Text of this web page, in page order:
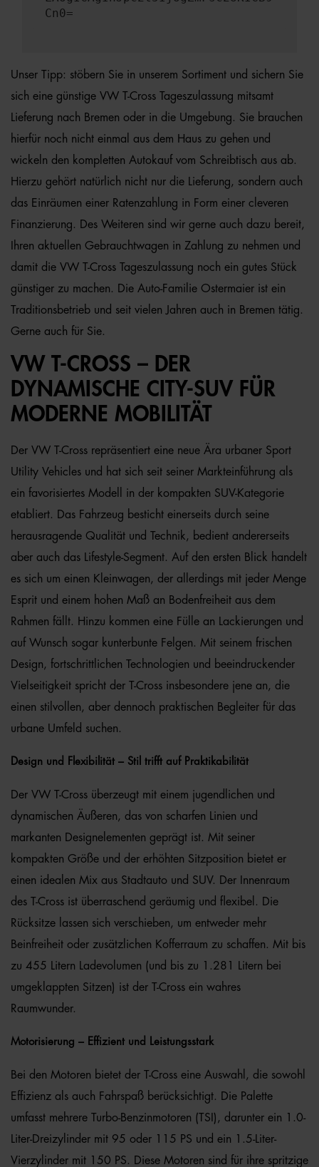
Cn0=
Unser Tipp: stöbern Sie in unserem Sortiment und sichern Sie
sich eine günstige VW T-Cross Tageszulassung mitsamt
Lieferung nach Bremen oder in die Umgebung. Sie brauchen
hierfür noch nicht einmal aus dem Haus zu gehen und
wickeln den kompletten Autokauf vom Schreibtisch aus ab.
Hierzu gehört natürlich nicht nur die Lieferung, sondern auch
das Einräumen einer Ratenzahlung in Form einer cleveren
Finanzierung. Des Weiteren sind wir gerne auch dazu bereit,
Ihren aktuellen Gebrauchtwagen in Zahlung zu nehmen und
damit die VW T-Cross Tageszulassung noch ein gutes Stück
günstiger zu machen. Die Auto-Familie Ostermaier ist ein
Traditionsbetrieb und seit vielen Jahren auch in Bremen tätig.
Gerne auch für Sie.
VW T-CROSS – DER
DYNAMISCHE CITY-SUV FÜR
MODERNE MOBILITÄT
Der VW T-Cross repräsentiert eine neue Ära urbaner Sport
Utility Vehicles und hat sich seit seiner Markteinführung als
ein favorisiertes Modell in der kompakten SUV-Kategorie
etabliert. Das Fahrzeug besticht einerseits durch seine
herausragende Qualität und Technik, bedient andererseits
aber auch das Lifestyle-Segment. Auf den ersten Blick handelt
es sich um einen Kleinwagen, der allerdings mit jeder Menge
Esprit und einem hohen Maß an Bodenfreiheit aus dem
Rahmen fällt. Hinzu kommen eine Fülle an Lackierungen und
auf Wunsch sogar kunterbunte Felgen. Mit seinem frischen
Design, fortschrittlichen Technologien und beeindruckender
Vielseitigkeit spricht der T-Cross insbesondere jene an, die
einen stilvollen, aber dennoch praktischen Begleiter für das
urbane Umfeld suchen.
Design und Flexibilität – Stil trifft auf Praktikabilität
Der VW T-Cross überzeugt mit einem jugendlichen und
dynamischen Äußeren, das von scharfen Linien und
markanten Designelementen geprägt ist. Mit seiner
kompakten Größe und der erhöhten Sitzposition bietet er
einen idealen Mix aus Stadtauto und SUV. Der Innenraum
des T-Cross ist überraschend geräumig und flexibel. Die
Rücksitze lassen sich verschieben, um entweder mehr
Beinfreiheit oder zusätzlichen Kofferraum zu schaffen. Mit bis
zu 455 Litern Ladevolumen (und bis zu 1.281 Litern bei
umgeklappten Sitzen) ist der T-Cross ein wahres
Raumwunder.
Motorisierung – Effizient und Leistungsstark
Bei den Motoren bietet der T-Cross eine Auswahl, die sowohl
Effizienz als auch Fahrspaß berücksichtigt. Die Palette
umfasst mehrere Turbo-Benzinmotoren (TSI), darunter ein 1.0-
Liter-Dreizylinder mit 95 oder 115 PS und ein 1.5-Liter-
Vierzylinder mit 150 PS. Diese Motoren sind für ihre spritzige